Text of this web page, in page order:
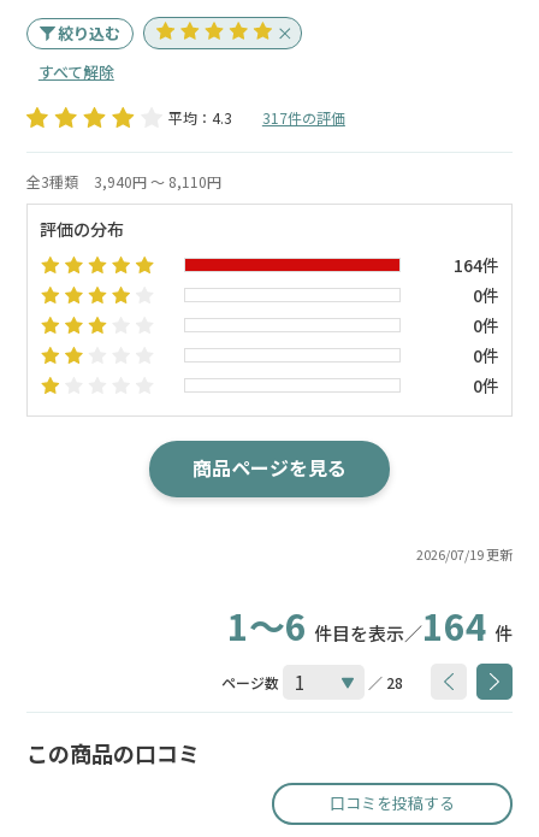
絞り込む
すべて解除
平均：4.3 317件の評価
2026/07/19 更新
全3種類 3,940円 ～ 8,110円
評価の分布
164件
0件
0件
0件
0件
商品ページを見る
1～6 件目を表示／164 件
ページ数 ／ 28
この商品の口コミ
口コミを投稿する